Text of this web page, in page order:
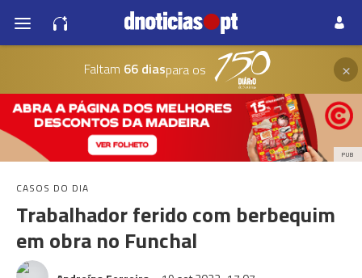
Faltam 66 diaspara os ×
PUB
CASOS DO DIA
Trabalhador ferido com berbequim
em obra no Funchal